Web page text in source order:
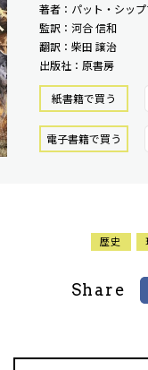
著者：パット・シッ
監訳：河合 信和
翻訳：柴田 譲治
出版社：原書房
紙書籍で買う
電⼦書籍で買う
歴史
Share